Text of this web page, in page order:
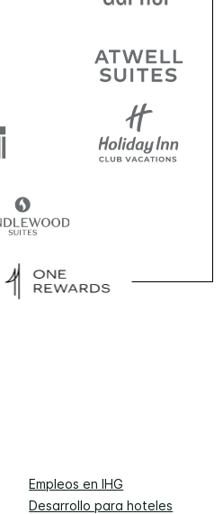
Empleos en IHG
Desarrollo para hoteles